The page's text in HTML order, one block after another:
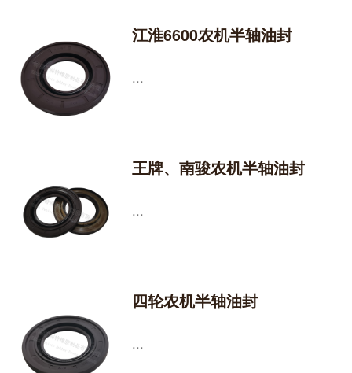
江淮6600农机半轴油封
...
王牌、南骏农机半轴油封
...
四轮农机半轴油封
...